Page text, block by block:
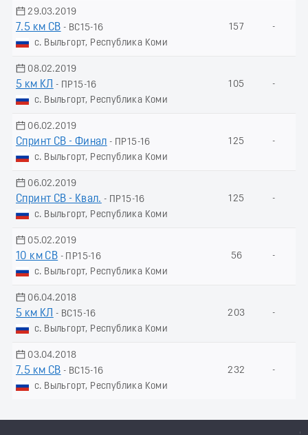
29.03.2019
7.5 км СВ - ВС15-16
с. Выльгорт, Республика Коми
157 -
08.02.2019
5 км КЛ
- ПР15-16
с. Выльгорт, Республика Коми
105 -
06.02.2019
Спринт СВ - Финал - ПР15-16
с. Выльгорт, Республика Коми
125 -
06.02.2019
Спринт СВ - Квал. - ПР15-16
с. Выльгорт, Республика Коми
125 -
05.02.2019
10 км СВ - ПР15-16
с. Выльгорт, Республика Коми
56 -
06.04.2018
5 км КЛ
- ВС15-16
с. Выльгорт, Республика Коми
203 -
03.04.2018
7.5 км СВ - ВС15-16
с. Выльгорт, Республика Коми
232 -